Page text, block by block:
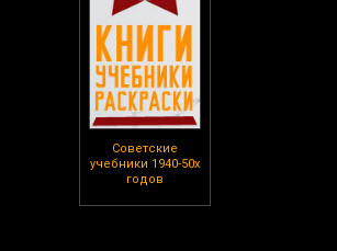
Советские
учебники 1940-50х
годов